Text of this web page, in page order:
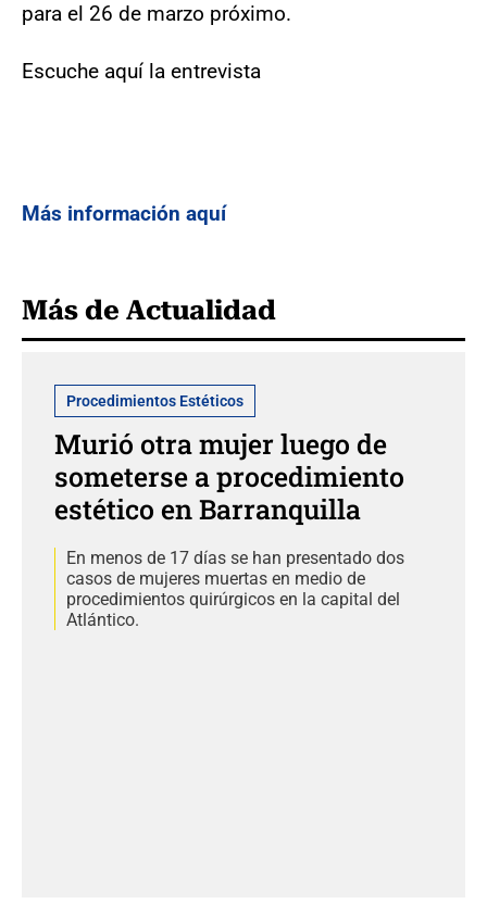
para el 26 de marzo próximo.
Escuche aquí la entrevista
Más información aquí
Más de Actualidad
Procedimientos Estéticos
Murió otra mujer luego de
someterse a procedimiento
estético en Barranquilla
En menos de 17 días se han presentado dos
casos de mujeres muertas en medio de
procedimientos quirúrgicos en la capital del
Atlántico.